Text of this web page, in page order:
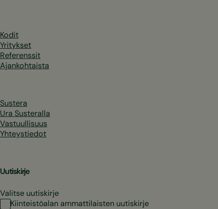
Kodit
Yritykset
Referenssit
Ajankohtaista
Sustera
Ura Susteralla
Vastuullisuus
Yhteystiedot
Uutiskirje
Valitse uutiskirje
Kiinteistöalan ammattilaisten uutiskirje